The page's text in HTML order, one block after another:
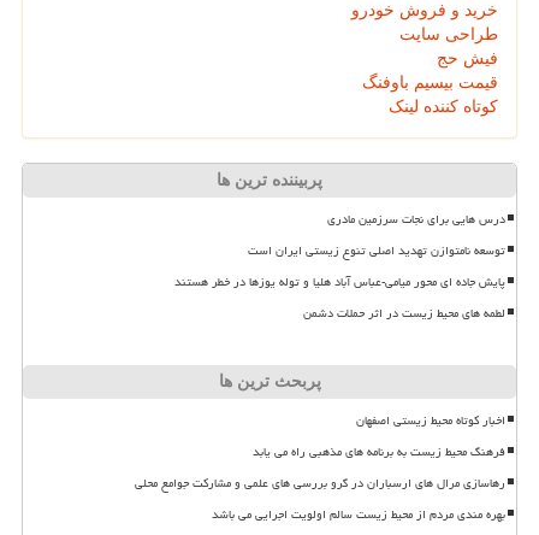
خرید و فروش خودرو
طراحی سایت
فیش حج
قیمت بیسیم باوفنگ
کوتاه کننده لینک
پربیننده ترین ها
درس هایی برای نجات سرزمین مادری
توسعه نامتوازن تهدید اصلی تنوع زیستی ایران است
پایش جاده ای محور میامی-عباس آباد هلیا و توله یوزها در خطر هستند
لطمه های محیط زیست در اثر حملات دشمن
پربحث ترین ها
اخبار کوتاه محیط زیستی اصفهان
فرهنگ محیط زیست به برنامه های مذهبی راه می یابد
رهاسازی مرال های ارسباران در گرو بررسی های علمی و مشارکت جوامع محلی
بهره مندی مردم از محیط زیست سالم اولویت اجرایی می باشد